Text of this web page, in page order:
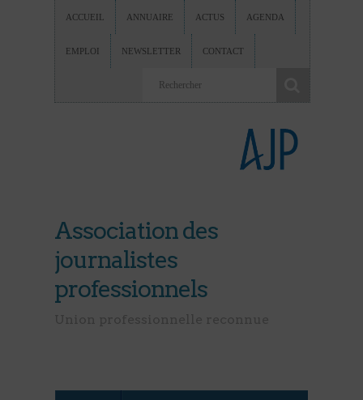
ACCUEIL ANNUAIRE ACTUS AGENDA
EMPLOI NEWSLETTER CONTACT
Association des
journalistes
professionnels